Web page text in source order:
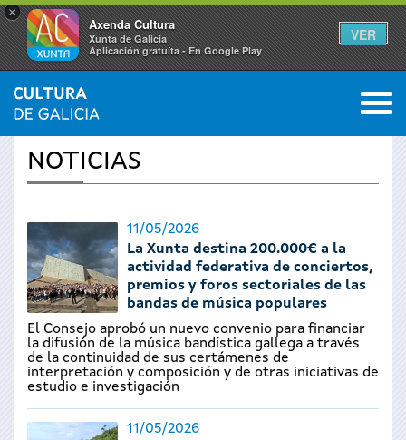
×
Axenda Cultura
Xunta de Galicia
Aplicación gratuíta - En Google Play
VER
Se
encuentra
usted
aquí
INICIO › ACTUALIDAD 0
NOTICIAS
11/05/2026
La Xunta destina 200.000€ a la
actividad federativa de conciertos,
premios y foros sectoriales de las
bandas de música populares
El Consejo aprobó un nuevo convenio para financiar
la difusión de la música bandística gallega a través
de la continuidad de sus certámenes de
interpretación y composición y de otras iniciativas de
estudio e investigación
11/05/2026